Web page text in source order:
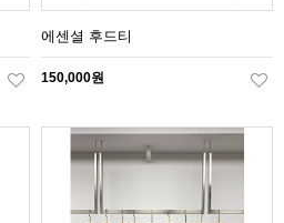
에센셜 후드티
150,000원